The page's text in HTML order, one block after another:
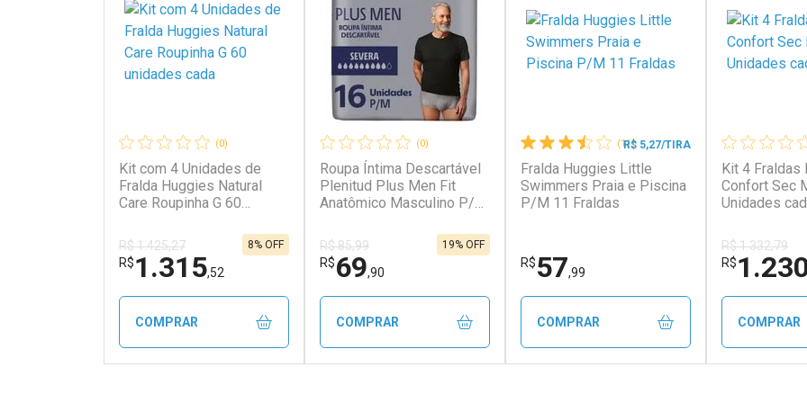
(0)
Kit com 4 Unidades de
Fralda Huggies Natural
Care Roupinha G 60
R$ 1.425,27
R$1.315,52
8% OFF
COMPRAR
(0)
Roupa Íntima Descartável
Plenitud Plus Men Fit
Anatômico Masculino P/M
R$ 85,99
R$69,90
19% OFF
COMPRAR
(11)
R$ 5,27/TIRA
Fralda Huggies Little
Swimmers Praia e Piscina
P/M 11 Fraldas
R$57,99
COMPRAR
Kit 4 Fraldas
Confort Sec
Unidades
R$ 1.332,79
R$
COMPRAR